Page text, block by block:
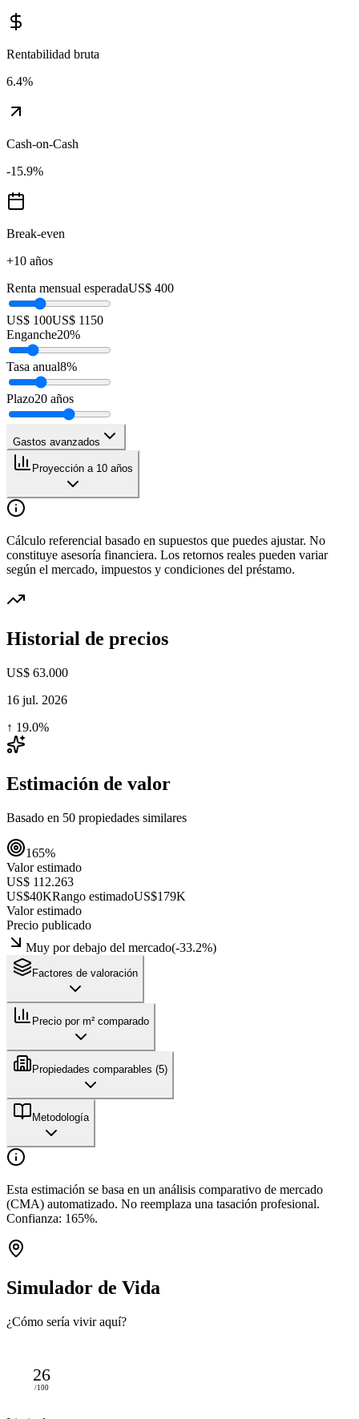
Rentabilidad bruta
6.4%
Cash-on-Cash
-15.9%
Break-even
+10 años
Renta mensual esperadaUS$ 400
US$ 100US$ 1150
Enganche20%
Tasa anual8%
Plazo20 años
Gastos avanzados
Proyección a 10 años
Cálculo referencial basado en supuestos que puedes ajustar. No
constituye asesoría financiera. Los retornos reales pueden variar
según el mercado, impuestos y condiciones del préstamo.
Historial de precios
US$ 63.000
16 jul. 2026
↑ 19.0%
Estimación de valor
Basado en 50 propiedades similares
165%
Valor estimado
US$ 112.263
US$40KRango estimadoUS$179K
Valor estimado
Precio publicado
Muy por debajo del mercado(-33.2%)
Factores de valoración
Precio por m² comparado
Propiedades comparables (5)
Metodología
Esta estimación se basa en un análisis comparativo de mercado
(CMA) automatizado. No reemplaza una tasación profesional.
Confianza: 165%.
Simulador de Vida
¿Cómo sería vivir aquí?
26
/100